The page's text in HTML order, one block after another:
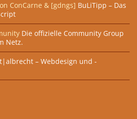
ConCarne & [gdngs] BuLiTipp – Das
Die offizielle Community Group
Netz.
t|albrecht – Webdesign und -